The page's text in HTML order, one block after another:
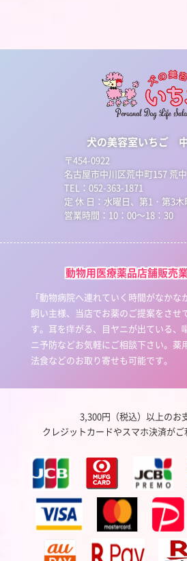
犬の美容室いちご
〒454-0922
名古屋市中川区荒中町157 荒
TEL：052-363-1871
定 休 日：水曜日、第1・第3木
営業時間：10：00～18：30
動物用医療薬品店舗販売
「動物病院へ連れていく時間がなかな
飼い主様、当店でお薬のご提案をさせ
す。耳を痒がる、目ヤニが出ている、
ニ予防などお気軽にご相談下さい。薬
法食などのお取り寄せも可能です。
3,300円（税込）以上のお
クレジットカードやスマホ決済がご